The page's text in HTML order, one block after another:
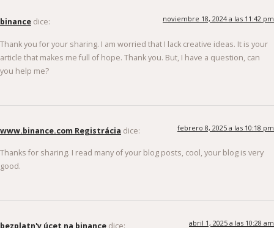
binance dice: noviembre 18, 2024 a las 11:42 pm
Thank you for your sharing. I am worried that I lack creative ideas. It is your
article that makes me full of hope. Thank you. But, I have a question, can
you help me?
www.binance.com Registrácia dice: febrero 8, 2025 a las 10:18 pm
Thanks for sharing. I read many of your blog posts, cool, your blog is very
good.
bezplatn'y úcet na binance dice: abril 1, 2025 a las 10:28 am